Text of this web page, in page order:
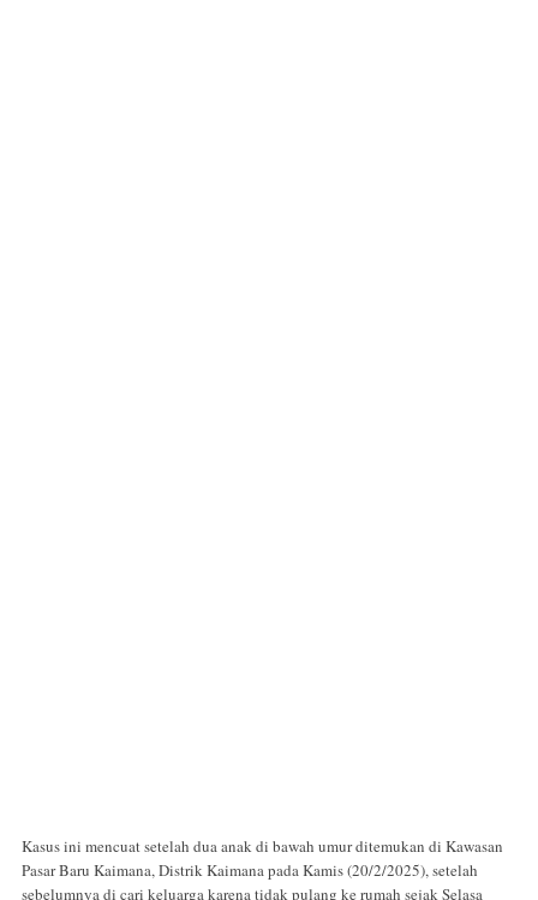
Kasus ini mencuat setelah dua anak di bawah umur ditemukan di Kawasan
Pasar Baru Kaimana, Distrik Kaimana pada Kamis (20/2/2025), setelah
sebelumnya di cari keluarga karena tidak pulang ke rumah sejak Selasa